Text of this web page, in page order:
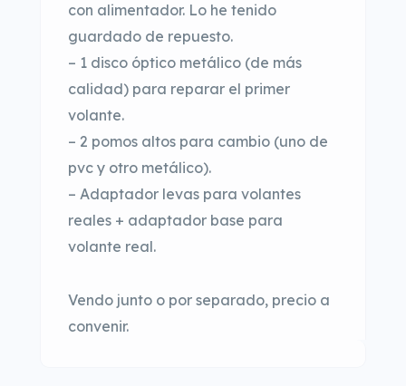
con alimentador. Lo he tenido
guardado de repuesto.
– 1 disco óptico metálico (de más
calidad) para reparar el primer
volante.
– 2 pomos altos para cambio (uno de
pvc y otro metálico).
– Adaptador levas para volantes
reales + adaptador base para
volante real.
Vendo junto o por separado, precio a
convenir.